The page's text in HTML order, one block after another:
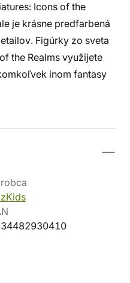
Icons of the
je krásne predfarbená
Figúrky zo sveta
the Realms využijete
inom fantasy